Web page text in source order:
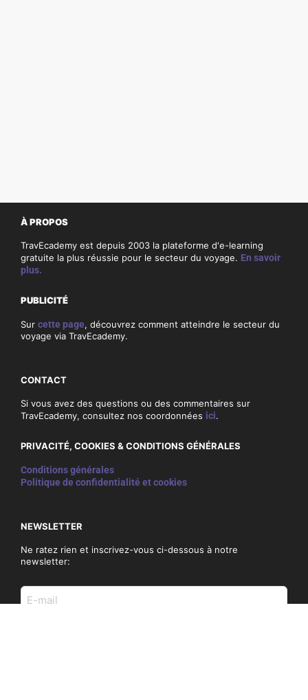
À PROPOS
TravEcademy est depuis 2003 la plateforme d'e-learning
gratuite la plus réussie pour le secteur du voyage. En savoir
plus.
PUBLICITÉ
Sur cette page, découvrez comment atteindre le secteur du
voyage via TravEcademy.
CONTACT
Si vous avez des questions ou des commentaires sur
TravEcademy, consultez nos coordonnées ici.
PRIVACITÉ, COOKIES & CONDITIONS GÉNÉRALES
Conditions générales
Politique de confidentialité et cookies
NEWSLETTER
Ne ratez rien et inscrivez-vous ci-dessous à notre
newsletter:
E-